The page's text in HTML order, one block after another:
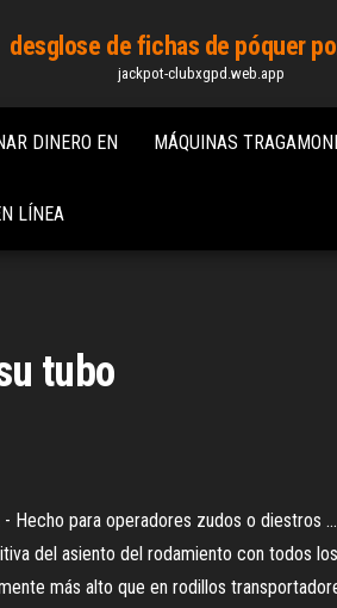
desglose de fichas de póquer
jackpot-clubxgpd.web.app
DINERO EN MÁQUINAS
LÍNEA
tubo
para operadores zudos o diestros
del asiento del rodamiento con todos
más alto que en rodillos